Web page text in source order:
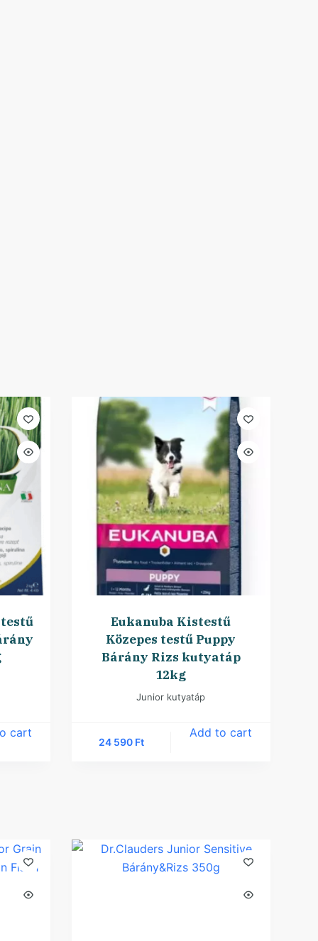
cart
Eukanuba Kistestű
Közepes testű Puppy
Bárány Rizs kutyatáp
12kg
Junior kutyatáp
24 590 Ft
Add to cart